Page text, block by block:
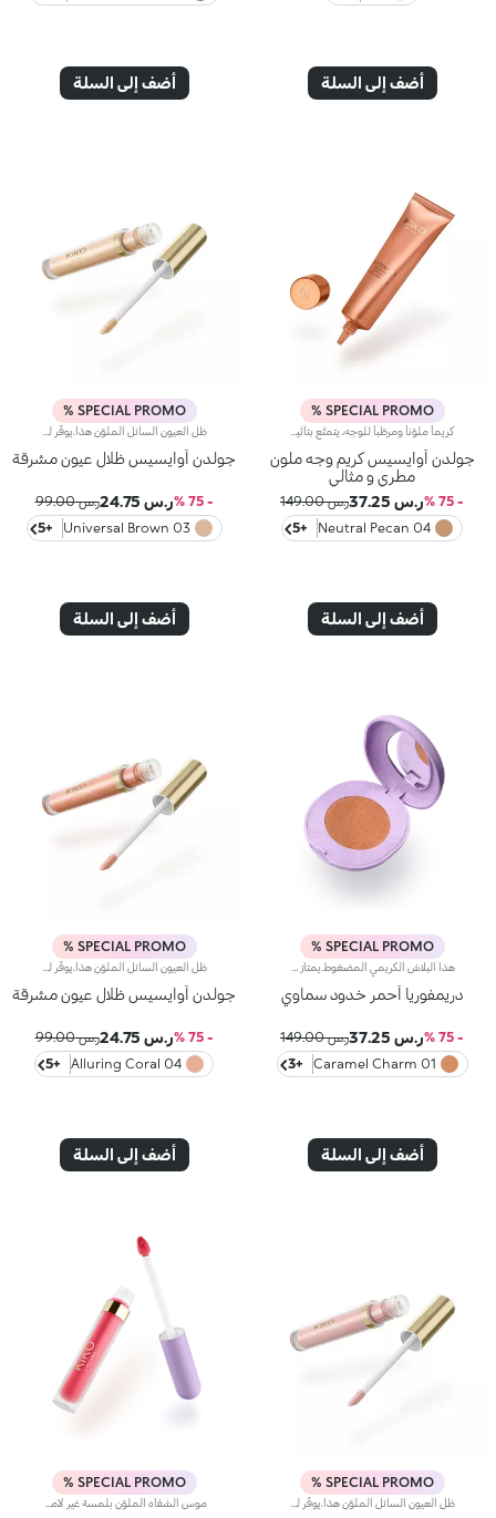
أضف إلى السلة أضف إلى السلة
SPECIAL PROMO %
جولدن أوايسيس كريم وجه ملون
مطري و مثالي
- 75 % ر.س 37.25
ر.س 149.00
04 Neutral Pecan
+5
أضف إلى السلة
SPECIAL PROMO %
جولدن أوايسيس ظلال عيون مشرقة
- 75 % ر.س 24.75
ر.س 99.00
03 Universal Brown
+5
أضف إلى السلة
SPECIAL PROMO %
دريمفوريا أحمر خدود سماوي
- 75 % ر.س 37.25
ر.س 149.00
01 Caramel Charm
+3
أضف إلى السلة
SPECIAL PROMO %
جولدن أوايسيس ظلال عيون مشرقة
- 75 % ر.س 24.75
ر.س 99.00
04 Alluring Coral
+5
أضف إلى السلة
SPECIAL PROMO %
SPECIAL PROMO %